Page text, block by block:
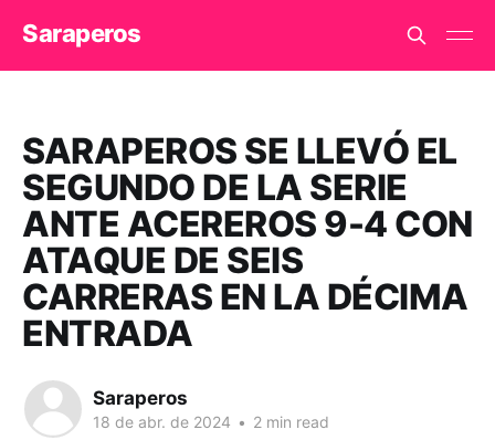
Saraperos
SARAPEROS SE LLEVÓ EL
SEGUNDO DE LA SERIE
ANTE ACEREROS 9-4 CON
ATAQUE DE SEIS
CARRERAS EN LA DÉCIMA
ENTRADA
Saraperos
18 de abr. de 2024 • 2 min read